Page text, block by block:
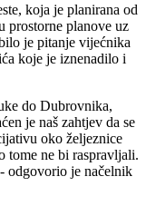
koja je planirana od
prostorne planove uz
je pitanje vijećnika
koje je iznenadilo i
do Dubrovnika,
je naš zahtjev da se
oko željeznice
tome ne bi raspravljali.
odgovorio je načelnik